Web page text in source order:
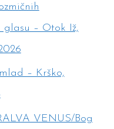
glasu – Otok Iž,
– Krško,
VENUS/Bog